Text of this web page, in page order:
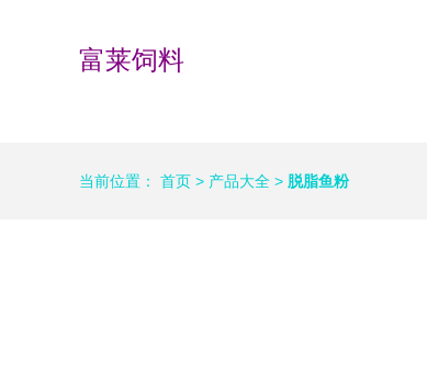
富莱饲料
当前位置： 首页 > 产品大全 > 脱脂鱼粉